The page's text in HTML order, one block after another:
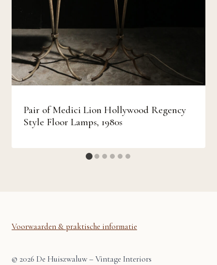
Pair of Medici Lion Hollywood Regency
Style Floor Lamps, 1980s
Voorwaarden & praktische informatie
© 2026 De Huiszwaluw – Vintage Interiors